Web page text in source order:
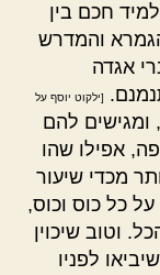
חכם בין
והמדרש
אגדה
[ילקוט יוסף על
ומגישים להם
אפילו שהו
מכדי שיעור
על כל כוס וכוס,
וטוב שיכוין
לפניו